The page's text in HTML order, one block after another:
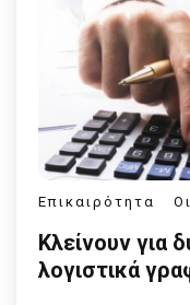
Επικαιρότητα
Κλείνουν για
λογιστικά